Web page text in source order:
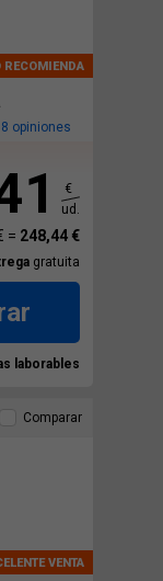
8 opiniones
€
ud.
= 248,44 €
gratuita
laborables
Comparar